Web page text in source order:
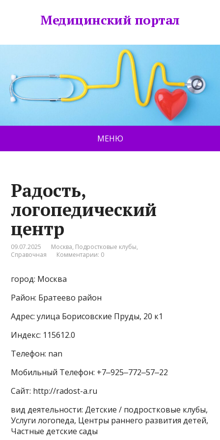
Медицинский портал
МЕНЮ
Радость,
логопедический
центр
09.07.2025 Москва, Подростковые клубы,
Справочная
Комментарии: 0
город: Москва
Район: Братеево район
Адрес: улица Борисовские Пруды, 20 к1
Индекс: 115612.0
Телефон: nan
Мобильный Телефон: +7‒925‒772‒57‒22
Сайт: http://radost-a.ru
вид деятельности: Детские / подростковые клубы,
Услуги логопеда, Центры раннего развития детей,
Частные детские сады